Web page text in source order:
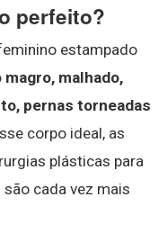
perfeito?
estampado
magro, malhado,
pernas torneadas
corpo ideal, as
plásticas para
cada vez mais